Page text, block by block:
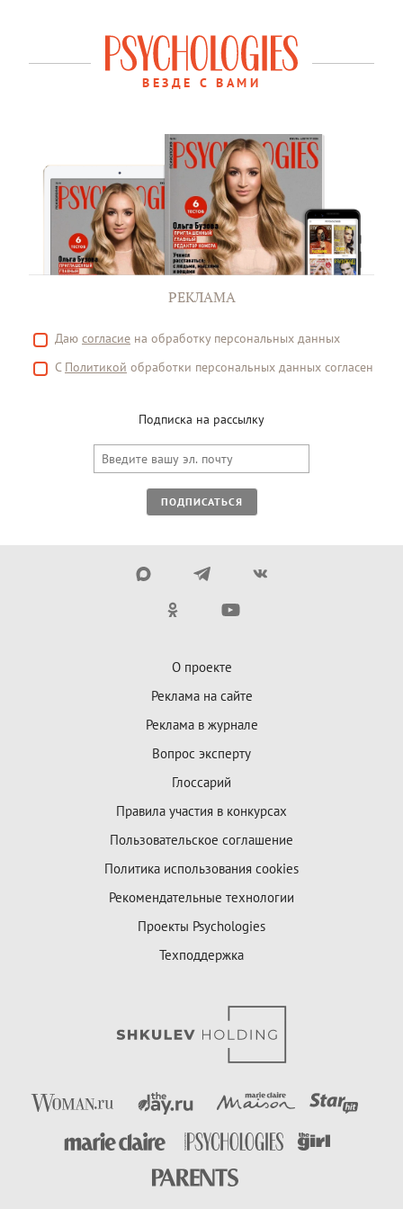
ВЕЗДЕ С ВАМИ
РЕКЛАМА
Даю согласие на обработку персональных данных
С Политикой обработки персональных данных согласен
Подписка на рассылку
ПОДПИСАТЬСЯ
О проекте
Реклама на сайте
Реклама в журнале
Вопрос эксперту
Глоссарий
Правила участия в конкурсах
Пользовательское соглашение
Политика использования cookies
Рекомендательные технологии
Проекты Psychologies
Техподдержка